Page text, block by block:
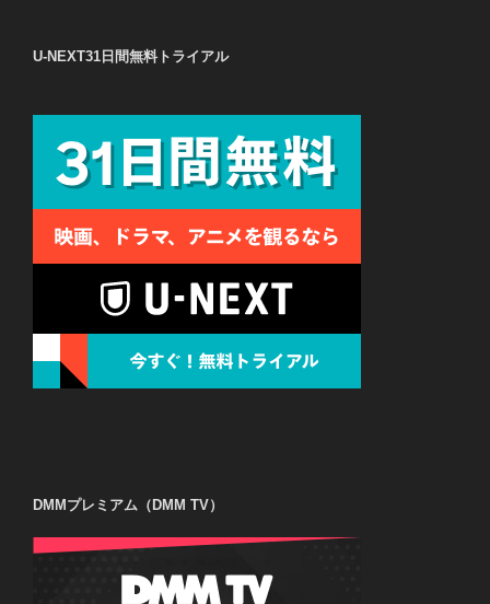
U-NEXT31日間無料トライアル
DMMプレミアム（DMM TV）